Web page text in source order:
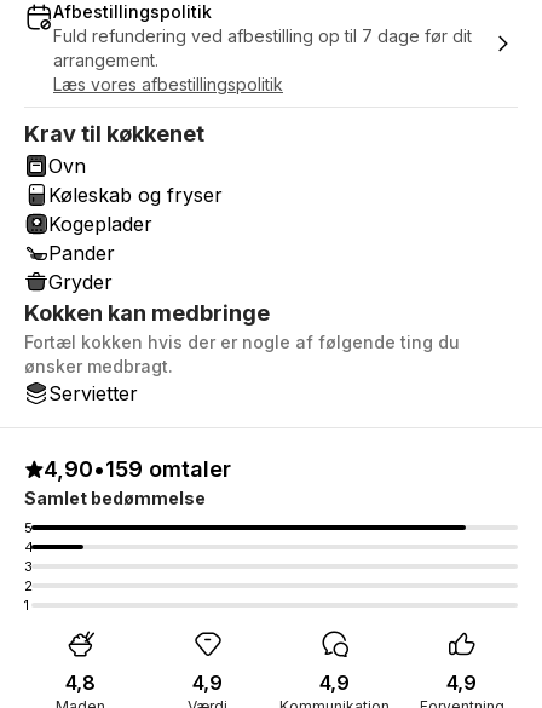
Afbestillingspolitik
Fuld refundering ved afbestilling op til 7 dage før dit
arrangement.
Læs vores afbestillingspolitik
Krav til køkkenet
Ovn
Køleskab og fryser
Kogeplader
Pander
Gryder
Kokken kan medbringe
Fortæl kokken hvis der er nogle af følgende ting du
ønsker medbragt.
Servietter
4,90•159 omtaler
Samlet bedømmelse
5
4
3
2
1
4,8 4,9 4,9 4,9